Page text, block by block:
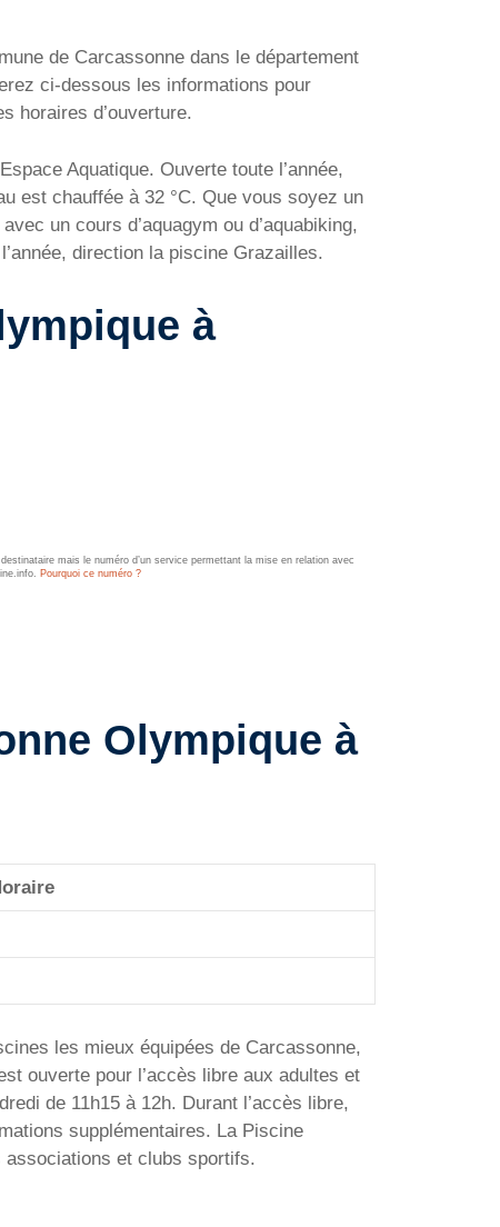
de Carcassonne dans le département
ci-dessous les informations pour
horaires d’ouverture.
Aquatique. Ouverte toute l’année,
est chauffée à 32 °C. Que vous soyez un
un cours d’aquagym ou d’aquabiking,
direction la piscine Grazailles.
à
mais le numéro d’un service permettant la mise en relation avec
Pourquoi ce numéro ?
Olympique à
les mieux équipées de Carcassonne,
ouverte pour l’accès libre aux adultes et
de 11h15 à 12h. Durant l’accès libre,
supplémentaires. La Piscine
associations et clubs sportifs.